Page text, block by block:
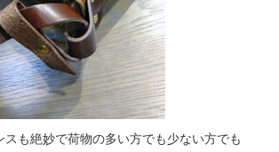
も絶妙で荷物の多い方でも少ない方でも